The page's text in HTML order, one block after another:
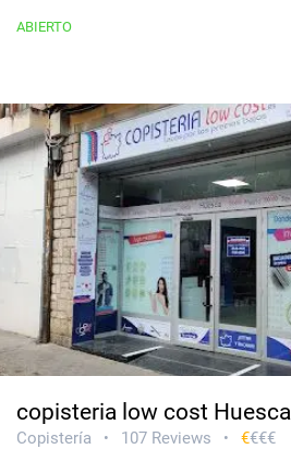
ABIERTO
copisteria low cost Huesca
Copistería • 107 Reviews • €€€€